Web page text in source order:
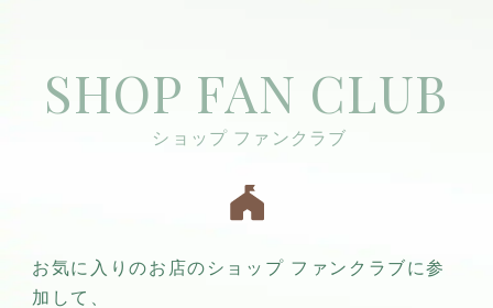
SHOP FAN CLUB
お気に入りのお店のショップ ファンクラブに参
加して、